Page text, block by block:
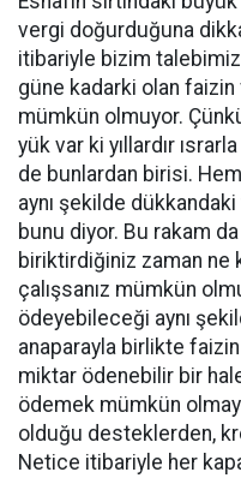
vergi doğurduğuna
itibariyle bizim
güne kadarki olan
mümkün olmuyor.
yük var ki yıllardır
de bunlardan birisi.
aynı şekilde
bunu diyor. Bu rakam
biriktirdiğiniz zaman ne
çalışsanız mümkün
ödeyebileceği aynı
anaparayla birlikte
miktar ödenebilir bir
ödemek mümkün
olduğu desteklerden,
Netice itibariyle her